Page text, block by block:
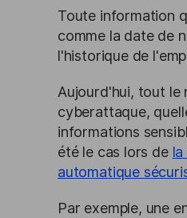
Toute information
comme la date de
l'historique de
Aujourd'hui, tout le
cyberattaque,
informations
été le cas lors de
automatique
Par exemple, une